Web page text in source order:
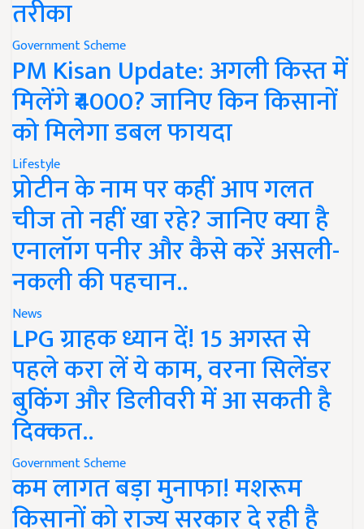
तरीका
Government Scheme
PM Kisan Update: अगली किस्त में
मिलेंगे ₹4000? जानिए किन किसानों
को मिलेगा डबल फायदा
Lifestyle
प्रोटीन के नाम पर कहीं आप गलत
चीज तो नहीं खा रहे? जानिए क्या है
एनालॉग पनीर और कैसे करें असली-
नकली की पहचान..
News
LPG ग्राहक ध्यान दें! 15 अगस्त से
पहले करा लें ये काम, वरना सिलेंडर
बुकिंग और डिलीवरी में आ सकती है
दिक्कत..
Government Scheme
कम लागत बड़ा मुनाफा! मशरूम
किसानों को राज्य सरकार दे रही है